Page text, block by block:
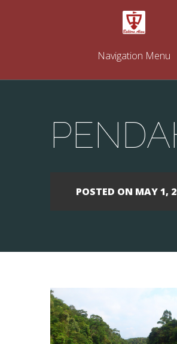
Navigation Menu
POSTED ON MAY 1,